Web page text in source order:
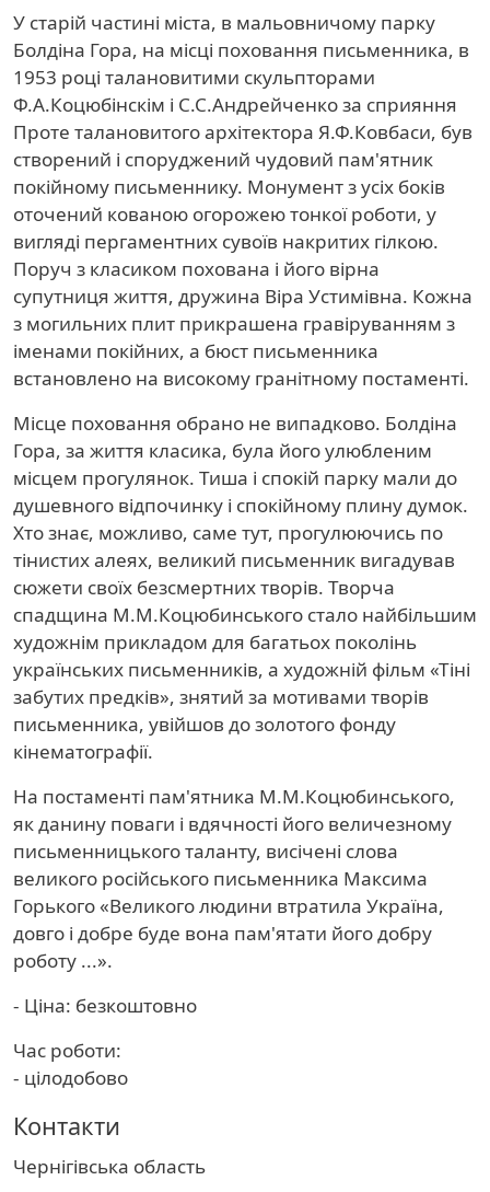
У старій частині міста, в мальовничому парку
Болдіна Гора, на місці поховання письменника, в
1953 році талановитими скульпторами
Ф.А.Коцюбінскім і С.С.Андрейченко за сприяння
Проте талановитого архітектора Я.Ф.Ковбаси, був
створений і споруджений чудовий пам'ятник
покійному письменнику. Монумент з усіх боків
оточений кованою огорожею тонкої роботи, у
вигляді пергаментних сувоїв накритих гілкою.
Поруч з класиком похована і його вірна
супутниця життя, дружина Віра Устимівна. Кожна
з могильних плит прикрашена гравіруванням з
іменами покійних, а бюст письменника
встановлено на високому гранітному постаменті.
Місце поховання обрано не випадково. Болдіна
Гора, за життя класика, була його улюбленим
місцем прогулянок. Тиша і спокій парку мали до
душевного відпочинку і спокійному плину думок.
Хто знає, можливо, саме тут, прогулюючись по
тінистих алеях, великий письменник вигадував
сюжети своїх безсмертних творів. Творча
спадщина М.М.Коцюбинського стало найбільшим
художнім прикладом для багатьох поколінь
українських письменників, а художній фільм «Тіні
забутих предків», знятий за мотивами творів
письменника, увійшов до золотого фонду
кінематографії.
На постаменті пам'ятника М.М.Коцюбинського,
як данину поваги і вдячності його величезному
письменницького таланту, висічені слова
великого російського письменника Максима
Горького «Великого людини втратила Україна,
довго і добре буде вона пам'ятати його добру
роботу ...».
- Ціна: безкоштовно
Час роботи:
- цілодобово
Контакти
Область
Чернігівська область